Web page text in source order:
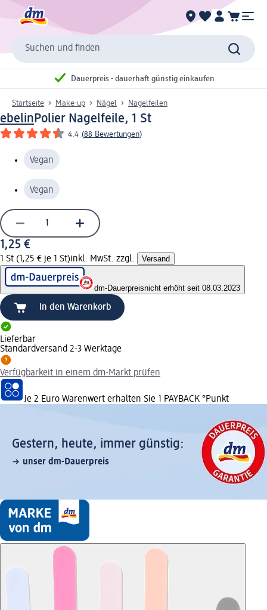
Suchen und finden
Dauerpreis - dauerhaft günstig einkaufen
Startseite Make-up Nägel Nagelfeilen
ebelinPolier Nagelfeile, 1 St
4.4 (88 Bewertungen)
Vegan
Vegan
1,25 €
1 St (1,25 € je 1 St)inkl. MwSt. zzgl. Versand
dm-Dauerpreisnicht erhöht seit 08.03.2023
In den Warenkorb
Lieferbar
Standardversand 2-3 Werktage
Verfügbarkeit in einem dm-Markt prüfen
Je 2 Euro Warenwert erhalten Sie 1 PAYBACK °Punkt
Gestern, heute, immer günstig:
unser dm-Dauerpreis